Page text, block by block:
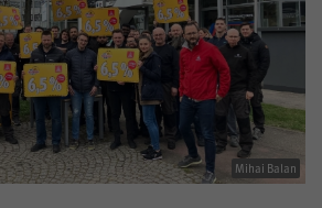
Mihai Balan